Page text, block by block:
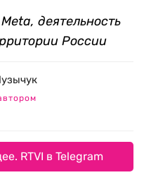
деятельность
России
RTVI в Telegram